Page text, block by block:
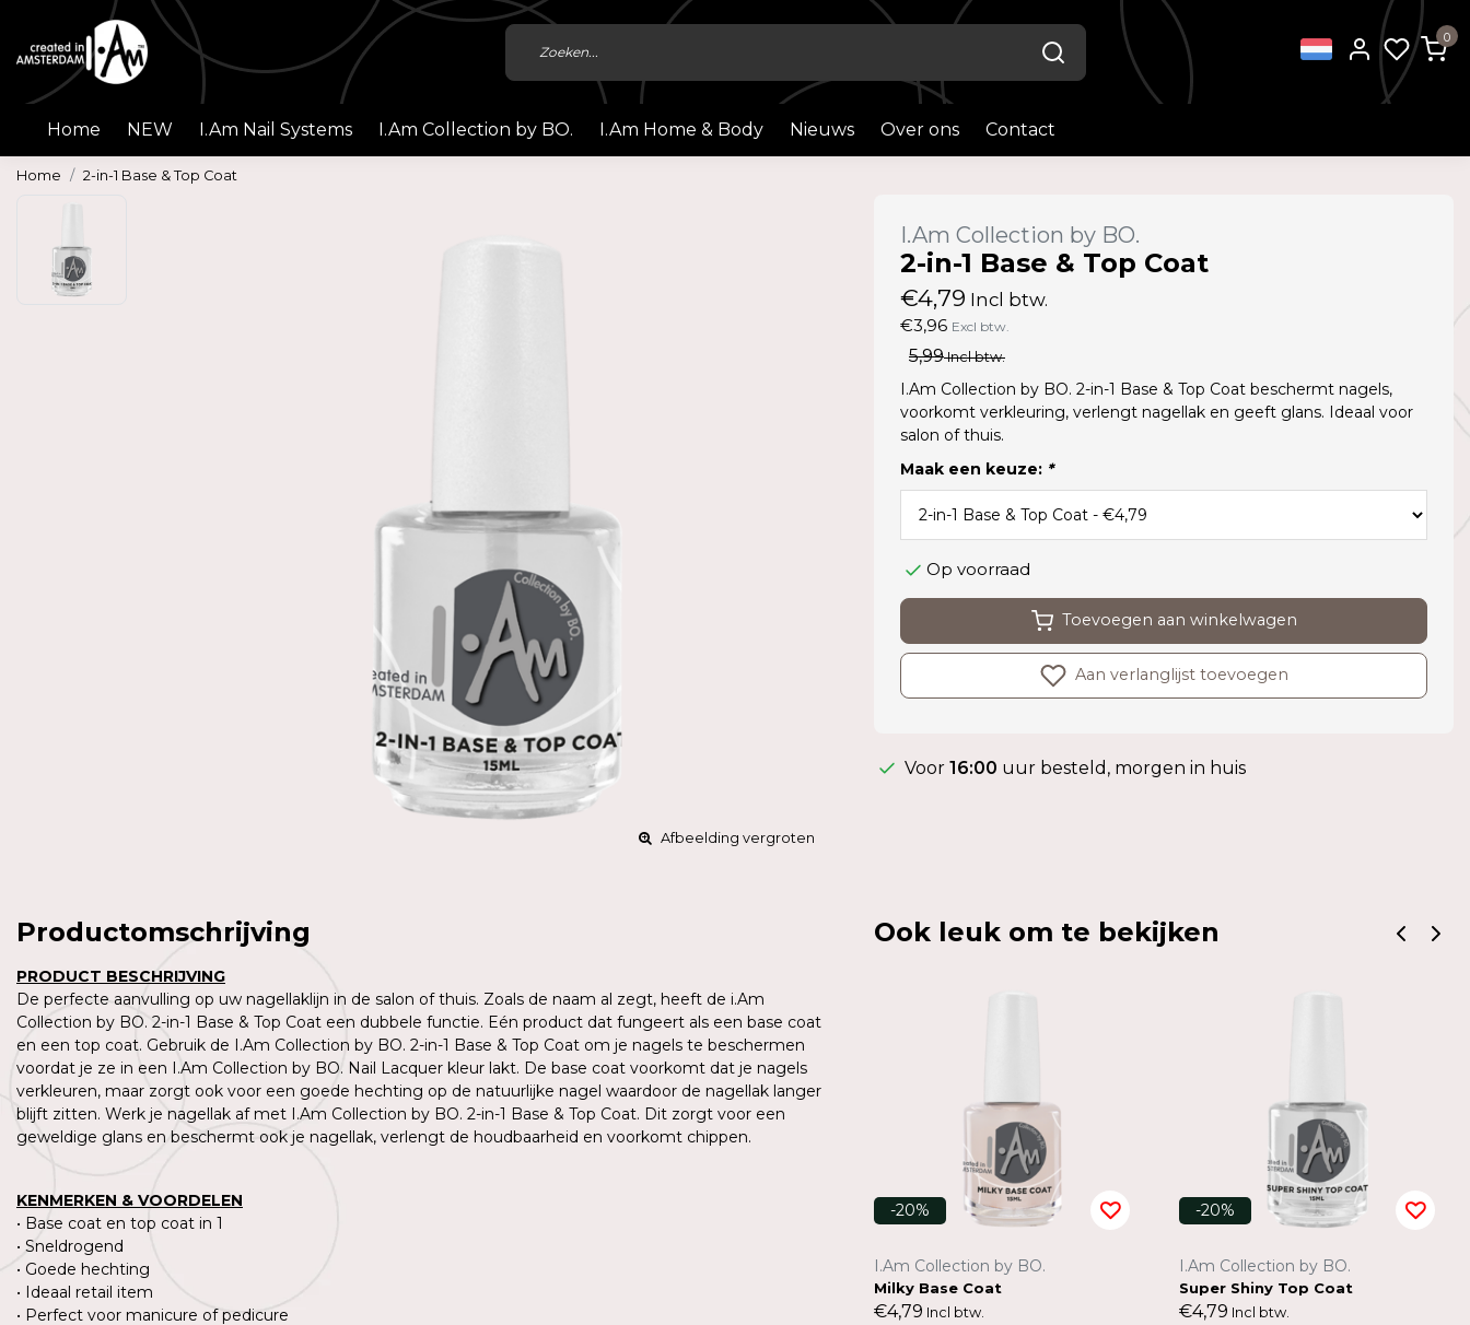
0
Home NEW I.Am Nail Systems I.Am Collection by BO. I.Am Home & Body Nieuws Over ons Contact
Home 2-in-1 Base & Top Coat
Afbeelding vergroten
I.Am Collection by BO.
2-in-1 Base & Top Coat
€4,79 Incl btw.
€3,96 Excl btw.
5,99Incl btw.
I.Am Collection by BO. 2-in-1 Base & Top Coat beschermt nagels,
voorkomt verkleuring, verlengt nagellak en geeft glans. Ideaal voor
salon of thuis.
Maak een keuze: *
Op voorraad
Toevoegen aan winkelwagen
Aan verlanglijst toevoegen
Voor 16:00 uur besteld, morgen in huis
Productomschrijving
PRODUCT BESCHRIJVING
De perfecte aanvulling op uw nagellaklijn in de salon of thuis. Zoals de naam al zegt, heeft de i.Am
Collection by BO. 2-in-1 Base & Top Coat een dubbele functie. Eén product dat fungeert als een base coat
en een top coat. Gebruik de I.Am Collection by BO. 2-in-1 Base & Top Coat om je nagels te beschermen
voordat je ze in een I.Am Collection by BO. Nail Lacquer kleur lakt. De base coat voorkomt dat je nagels
verkleuren, maar zorgt ook voor een goede hechting op de natuurlijke nagel waardoor de nagellak langer
blijft zitten. Werk je nagellak af met I.Am Collection by BO. 2-in-1 Base & Top Coat. Dit zorgt voor een
geweldige glans en beschermt ook je nagellak, verlengt de houdbaarheid en voorkomt chippen.
KENMERKEN & VOORDELEN
• Base coat en top coat in 1
• Sneldrogend
• Goede hechting
• Ideaal retail item
• Perfect voor manicure of pedicure
Ook leuk om te bekijken
€4,79
-20%
I.Am Collection by BO.
Milky Base Coat
€4,79 Incl btw.
-20%
I.Am Collection by BO.
Super Shiny Top Coat
€4,79 Incl btw.